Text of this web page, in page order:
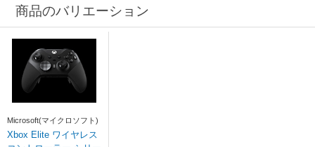
商品のバリエーション
Microsoft(マイクロソフト)
Xbox Elite ワイヤレス